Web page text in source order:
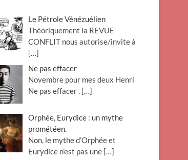
Le Pétrole Vénézuélien
Théoriquement la REVUE
CONFLIT nous autorise/invite à
[…]
Ne pas effacer
Novembre pour mes deux Henri
Ne pas effacer . […]
Orphée, Eurydice : un mythe
prométéen.
Non, le mythe d’Orphée et
Eurydice n’est pas une […]